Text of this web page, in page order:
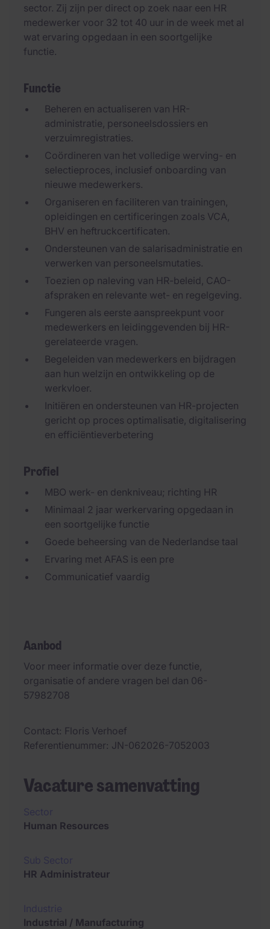
sector. Zij zijn per direct op zoek naar een HR
medewerker voor 32 tot 40 uur in de week met al
wat ervaring opgedaan in een soortgelijke
functie.
Functie
Beheren en actualiseren van HR-
administratie, personeelsdossiers en
verzuimregistraties.
Coördineren van het volledige werving- en
selectieproces, inclusief onboarding van
nieuwe medewerkers.
Organiseren en faciliteren van trainingen,
opleidingen en certificeringen zoals VCA,
BHV en heftruckcertificaten.
Ondersteunen van de salarisadministratie en
verwerken van personeelsmutaties.
Toezien op naleving van HR-beleid, CAO-
afspraken en relevante wet- en regelgeving.
Fungeren als eerste aanspreekpunt voor
medewerkers en leidinggevenden bij HR-
gerelateerde vragen.
Begeleiden van medewerkers en bijdragen
aan hun welzijn en ontwikkeling op de
werkvloer.
Initiëren en ondersteunen van HR-projecten
gericht op proces optimalisatie, digitalisering
en efficiëntieverbetering
Profiel
MBO werk- en denkniveau; richting HR
Minimaal 2 jaar werkervaring opgedaan in
een soortgelijke functie
Goede beheersing van de Nederlandse taal
Ervaring met AFAS is een pre
Communicatief vaardig
Aanbod
Voor meer informatie over deze functie,
organisatie of andere vragen bel dan 06-
57982708
Contact Floris Verhoef
Referentienummer JN-062026-7052003
Vacature samenvatting
Human Resources
HR Administrateur
Industrial / Manufacturing